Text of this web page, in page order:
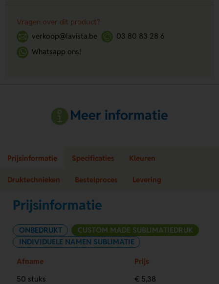
Vragen over dit product?
verkoop@lavista.be
03 80 83 28 6
Whatsapp ons!
Meer informatie
Prijsinformatie Specificaties Kleuren
Druktechnieken Bestelproces Levering
Prijsinformatie
ONBEDRUKT
CUSTOM MADE SUBLIMATIEDRUK
INDIVIDUELE NAMEN SUBLIMATIE
Afname
Prijs
50 stuks
€ 5,38